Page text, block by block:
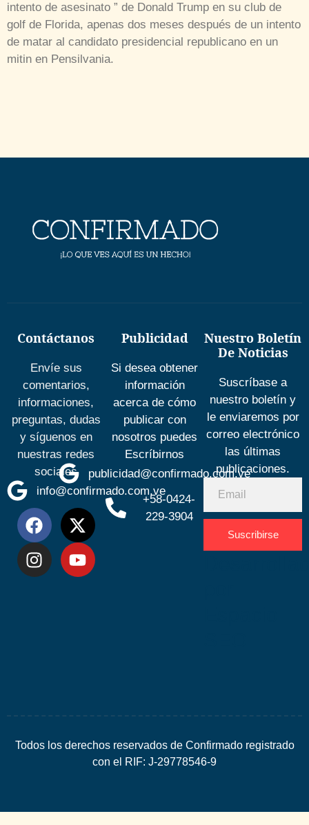
intento de asesinato ” de Donald Trump en su club de
golf de Florida, apenas dos meses después de un intento
de matar al candidato presidencial republicano en un
mitin en Pensilvania.
Contáctanos
Envíe sus
comentarios,
informaciones,
preguntas, dudas
y síguenos en
nuestras redes
sociales
info@confirmado.com.ve
Publicidad
Si desea obtener
información
acerca de cómo
publicar con
nosotros puedes
Escríbirnos
publicidad@confirmado.com.ve
+58-0424-
229-3904
Nuestro Boletín
De Noticias
Suscríbase a
nuestro boletín y
le enviaremos por
correo electrónico
las últimas
publicaciones.
Suscribirse
Todos los derechos reservados de Confirmado registrado
con el RIF: J-29778546-9